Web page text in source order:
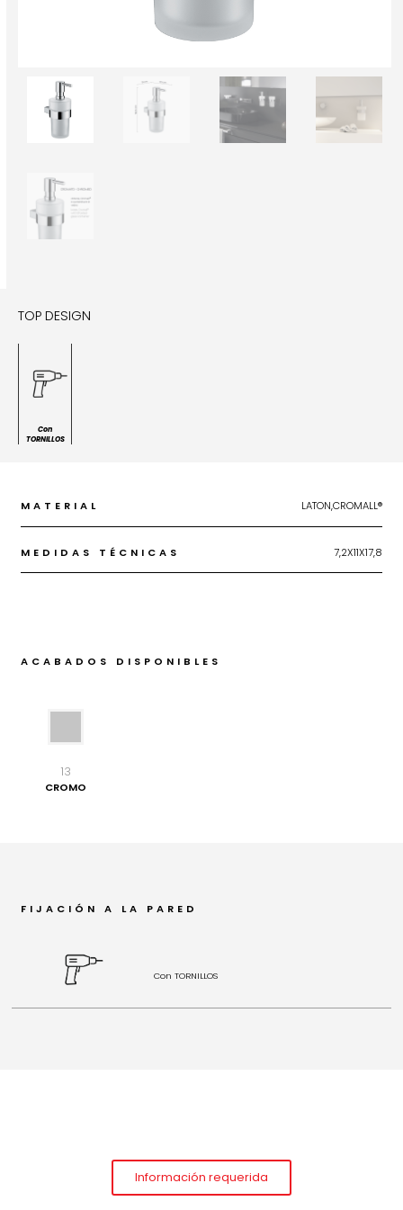
TOP DESIGN
Con
TORNILLOS
MATERIAL LATON,CROMALL®
MEDIDAS TÉCNICAS 7,2X11X17,8
ACABADOS DISPONIBLES
13
CROMO
FIJACIÓN A LA PARED
Con TORNILLOS
Información requerida